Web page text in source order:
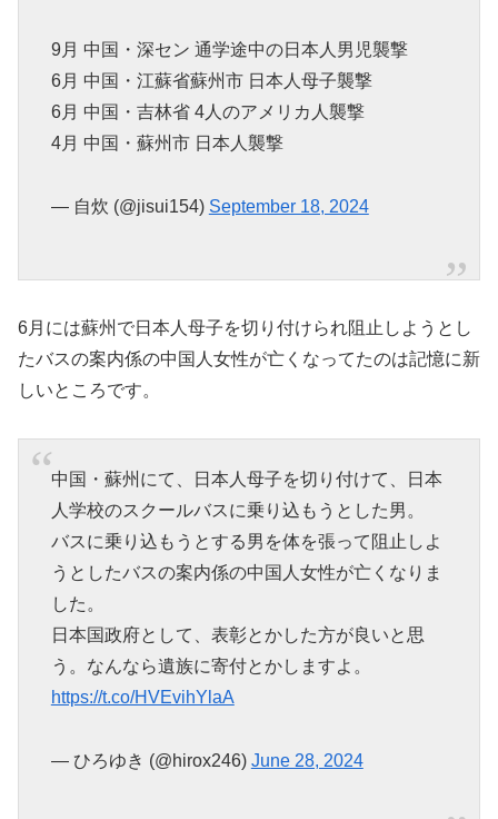
9月 中国・深セン 通学途中の日本人男児襲撃
6月 中国・江蘇省蘇州市 日本人母子襲撃
6月 中国・吉林省 4人のアメリカ人襲撃
4月 中国・蘇州市 日本人襲撃
— 自炊 (@jisui154) September 18, 2024
6月には蘇州で日本人母子を切り付けられ阻止しようとし
たバスの案内係の中国人女性が亡くなってたのは記憶に新
しいところです。
中国・蘇州にて、日本人母子を切り付けて、日本
人学校のスクールバスに乗り込もうとした男。
バスに乗り込もうとする男を体を張って阻止しよ
うとしたバスの案内係の中国人女性が亡くなりま
した。
日本国政府として、表彰とかした方が良いと思
う。なんなら遺族に寄付とかしますよ。
https://t.co/HVEvihYlaA
— ひろゆき (@hirox246) June 28, 2024